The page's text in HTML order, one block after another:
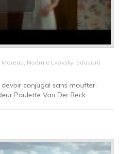
Noémie Lvovsky, Edouard
conjugal sans moufter :
Paulette Van Der Beck...